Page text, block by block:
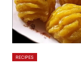
RECIPES